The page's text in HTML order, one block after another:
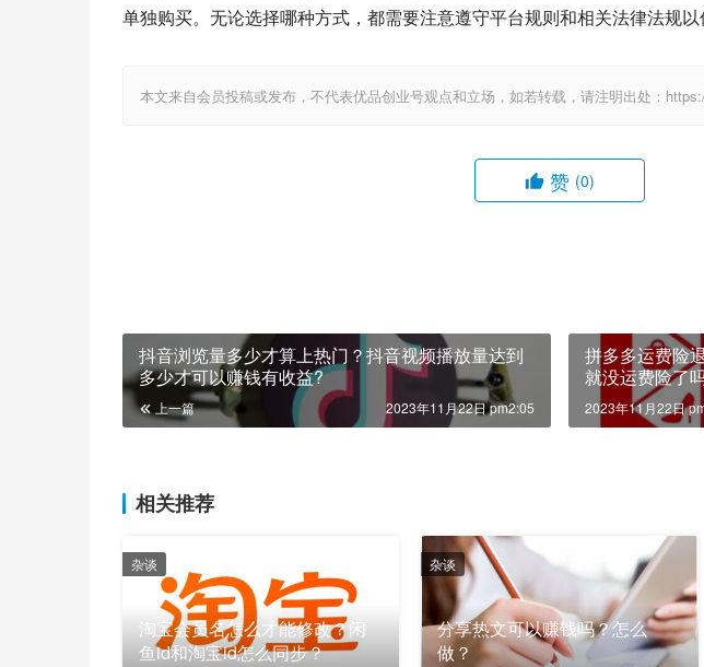
单独购买。无论选择哪种方式，都需要注意遵守平台规则和相关法律法规以
本文来自会员投稿或发布，不代表优品创业号观点和立场，如若转载，请注明出处：
赞 (0)
抖音浏览量多少才算上热门？抖音视频播放量达到
多少才可以赚钱有收益?
上一篇 2023年11月22日 pm2:05
拼多多运费险
就没运费险了
2023年11月22日
相关推荐
淘宝会员名怎么才能修改？闲
鱼id和淘宝id怎么同步？
杂谈
分享热文可以赚钱吗？怎么
做？
杂谈